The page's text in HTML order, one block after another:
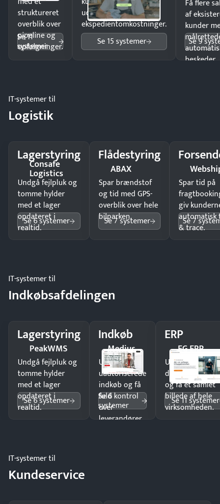
struktureret
overblik over
pipeline og
opfølgninger.
Se 11
systemer
uden
ekspedientomkostninger.
Se 15 systemer
Få flere
af
kunder
beskeder.
Se 9
IT-systemer til
Logistik
Lagerstyring
Consafe
Logistics
Undgå fejlpluk og
tomme hylder
med et lager
opdateret i
realtid.
Se 6 systemer
Flådestyring
ABAX
Spar brændstof
og tid med GPS-
overblik over hele
bilparken.
Se 7 systemer
Spar tid på
giv
automatisk
& trace.
Se 7
IT-systemer til
Indkøbsafdelingen
Lagerstyring
PeakWMS
Undgå fejlpluk og
tomme hylder
med et lager
opdateret i
realtid.
Se 6 systemer
Indkøb
Medius
Undgå
uautoriserede
indkøb og få
fuld kontrol
over
leverandører
Se 6
systemer
ERP
EG ERP
Undgå
og få ét samlet
billede af hele
virksomheden.
Se 11 systemer
IT-systemer til
Kundeservice